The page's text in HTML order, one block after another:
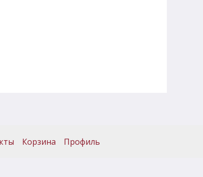
Корзина Профиль